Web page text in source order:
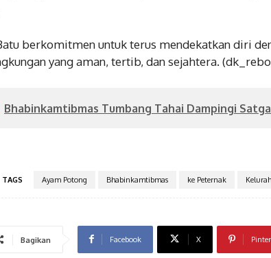
berkomitmen untuk terus mendekatkan diri
yang aman, tertib, dan sejahtera.
Bhabinkamtibmas Tumbang Tahai Dampingi
TAGS Ayam Potong Bhabinkamtibmas ke Peternak
Bagikan Facebook X